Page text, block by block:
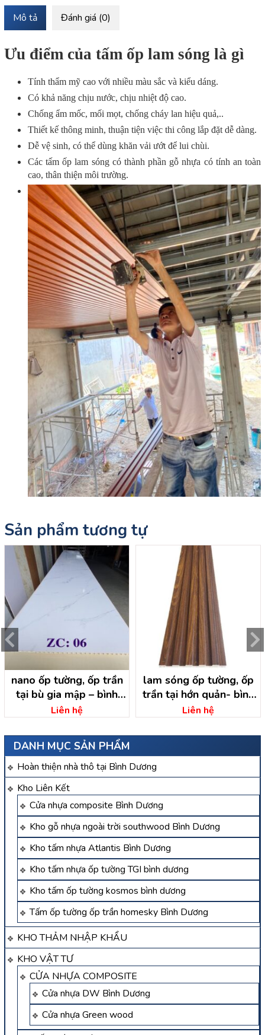
DANH MỤC SẢN PHẨM
Hoàn thiện nhà thô tại Bình Dương
Kho Liên Kết
Cửa nhựa composite Bình Dương
Kho gỗ nhựa ngoài trời southwood Bình Dương
Kho tấm nhựa Atlantis Bình Dương
Kho tấm nhựa ốp tường TGI bình dương
Kho tấm ốp tường kosmos bình dương
Tấm ốp tường ốp trần homesky Bình Dương
KHO THẢM NHẬP KHẨU
KHO VẬT TƯ
CỬA NHỰA COMPOSITE
Cửa nhựa DW Bình Dương
Cửa nhựa Green wood
Mô tả Đánh giá (0)
Ưu điểm của tấm ốp lam sóng là gì
Tính thẩm mỹ cao với nhiều màu sắc và kiểu dáng.
Có khả năng chịu nước, chịu nhiệt độ cao.
Chống ẩm mốc, mối mọt, chống cháy lan hiệu quả,..
Thiết kế thông minh, thuận tiện việc thi công lắp đặt dễ dàng.
Dễ vệ sinh, có thể dùng khăn vải ướt để lui chùi.
Các tấm ốp lam sóng có thành phần gỗ nhựa có tính an toàn
cao, thân thiện môi trường.
Sản phẩm tương tự
nano ốp tường, ốp trần
tại bù gia mập – bình
phước
Liên hệ
lam sóng ốp tường, ốp
trần tại hớn quản- bình
phước
Liên hệ